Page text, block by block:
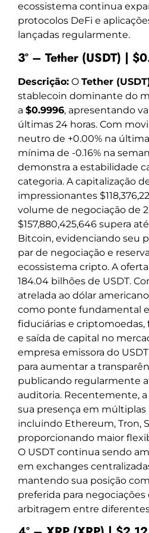
ecossistema continua
protocolos DeFi e
lançadas regularmente.
3º – Tether (USDT) |
Descrição: O Tether
stablecoin dominante do
a $0.9996, apresentando
últimas 24 horas. Com
neutro de +0.00% na
mínima de -0.16% na
demonstra a estabilidade
categoria. A capitalização
impressionantes
volume de negociação de
$157,880,425,646 supera
Bitcoin, evidenciando seu
par de negociação e
ecossistema cripto. A
184.04 bilhões de USDT.
atrelada ao dólar
como ponte fundamental
fiduciárias e criptomoedas,
e saída de capital no
empresa emissora do
para aumentar a
publicando regularmente
auditoria. Recentemente,
sua presença em múltiplas
incluindo Ethereum, Tron,
proporcionando maior
O USDT continua sendo
em exchanges
mantendo sua posição
preferida para
arbitragem entre